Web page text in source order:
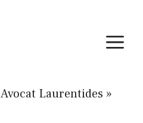
Avocat Laurentides »